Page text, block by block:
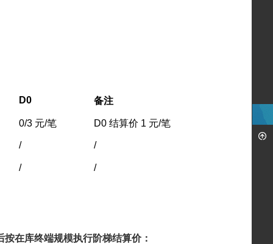
D0 备注
0/3 元/笔 D0 结算价 1 元/笔
/ /
/ /
在库终端规模执行阶梯结算价：